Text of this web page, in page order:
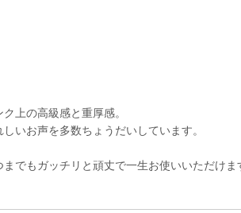
上の高級感と重厚感。
いお声を多数ちょうだいしています。
でもガッチリと頑丈で一生お使いいただけま